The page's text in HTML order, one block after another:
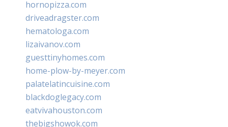
hornopizza.com
driveadragster.com
hematologa.com
lizaivanov.com
guesttinyhomes.com
home-plow-by-meyer.com
palatelatincuisine.com
blackdoglegacy.com
eatvivahouston.com
thebigshowok.com